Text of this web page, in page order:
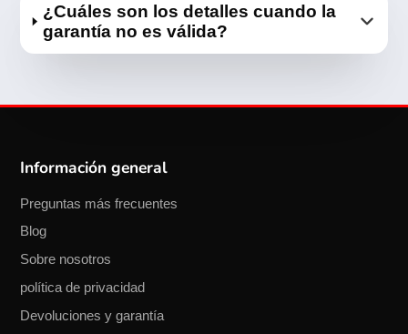
¿Cuáles son los detalles cuando la
garantía no es válida?
Información general
Preguntas más frecuentes
Blog
Sobre nosotros
política de privacidad
Devoluciones y garantía